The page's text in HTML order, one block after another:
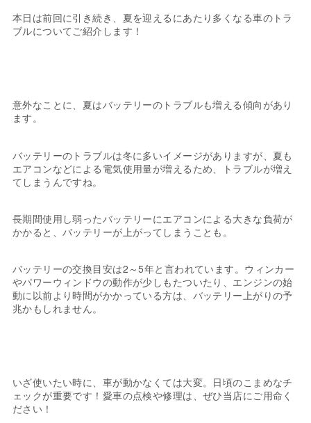
本日は前回に引き続き、夏を迎えるにあたり多くなる車のトラ
ブルについてご紹介します！
意外なことに、夏はバッテリーのトラブルも増える傾向があり
ます。
バッテリーのトラブルは冬に多いイメージがありますが、夏も
エアコンなどによる電気使用量が増えるため、トラブルが増え
てしまうんですね。
長期間使用し弱ったバッテリーにエアコンによる大きな負荷が
かかると、バッテリーが上がってしまうことも。
バッテリーの交換目安は2～5年と言われています。ウィンカー
やパワーウィンドウの動作が少しもたついたり、エンジンの始
動に以前より時間がかかっている方は、バッテリー上がりの予
兆かもしれません。
いざ使いたい時に、車が動かなくては大変。日頃のこまめなチ
ェックが重要です！愛車の点検や修理は、ぜひ当店にご用命く
ださい！